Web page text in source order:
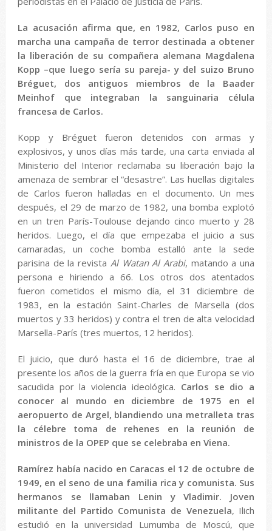
La acusación afirma que, en 1982, Carlos puso en
marcha una campaña de terror destinada a obtener
la liberación de su compañera alemana Magdalena
Kopp –que luego sería su pareja- y del suizo Bruno
Bréguet, dos antiguos miembros de la Baader
Meinhof que integraban la sanguinaria célula
francesa de Carlos.
Kopp y Bréguet fueron detenidos con armas y
explosivos, y unos días más tarde, una carta enviada al
Ministerio del Interior reclamaba su liberación bajo la
amenaza de sembrar el “desastre”. Las huellas digitales
de Carlos fueron halladas en el documento. Un mes
después, el 29 de marzo de 1982, una bomba explotó
en un tren París-Toulouse dejando cinco muerto y 28
heridos. Luego, el día que empezaba el juicio a sus
camaradas, un coche bomba estalló ante la sede
parisina de la revista Al Watan Al Arabi, matando a una
persona e hiriendo a 66. Los otros dos atentados
fueron cometidos el mismo día, el 31 diciembre de
1983, en la estación Saint-Charles de Marsella (dos
muertos y 33 heridos) y contra el tren de alta velocidad
Marsella-París (tres muertos, 12 heridos).
El juicio, que duró hasta el 16 de diciembre, trae al
presente los años de la guerra fría en que Europa se vio
sacudida por la violencia ideológica. Carlos se dio a
conocer al mundo en diciembre de 1975 en el
aeropuerto de Argel, blandiendo una metralleta tras
la célebre toma de rehenes en la reunión de
ministros de la OPEP que se celebraba en Viena.
Ramírez había nacido en Caracas el 12 de octubre de
1949, en el seno de una familia rica y comunista. Sus
hermanos se llamaban Lenin y Vladimir. Joven
militante del Partido Comunista de Venezuela, Ilich
estudió en la universidad Lumumba de Moscú, que